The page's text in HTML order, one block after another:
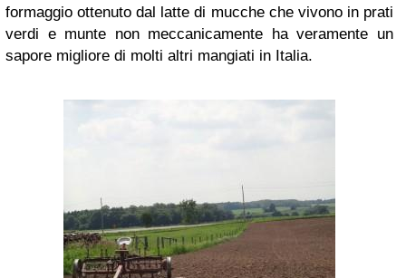
formaggio ottenuto dal latte di mucche che vivono in prati
verdi e munte non meccanicamente ha veramente un
sapore migliore di molti altri mangiati in Italia.